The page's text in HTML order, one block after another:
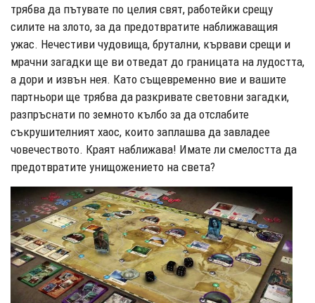
трябва да пътувате по целия свят, работейки срещу
силите на злото, за да предотвратите наближаващия
ужас. Нечестиви чудовища, брутални, кървави срещи и
мрачни загадки ще ви отведат до границата на лудостта,
а дори и извън нея. Като същевременно вие и вашите
партньори ще трябва да разкривате световни загадки,
разпръснати по земното кълбо за да отслабите
съкрушителният хаос, които заплашва да завладее
човечеството. Краят наближава! Имате ли смелостта да
предотвратите унищожението на света?